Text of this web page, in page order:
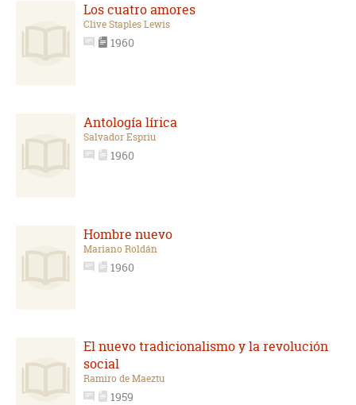
Los cuatro amores
Clive Staples Lewis
1960
Antología lírica
Salvador Espriu
1960
Hombre nuevo
Mariano Roldán
1960
El nuevo tradicionalismo y la revolución
social
Ramiro de Maeztu
1959